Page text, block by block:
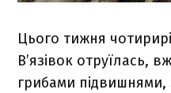
Цього тижня
В’язівок отруїлась,
грибами підвишнями,